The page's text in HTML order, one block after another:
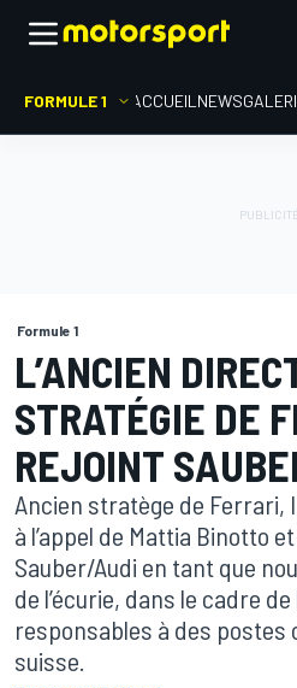
FORMULE 1 ACCUEIL NEWS
Formule 1
L’ANCIEN
STRATÉGIE DE
REJOINT
Ancien stratège de Ferrari,
à l’appel de Mattia Binotto
Sauber/Audi en tant que
de l’écurie, dans le cadre
responsables à des postes
suisse.